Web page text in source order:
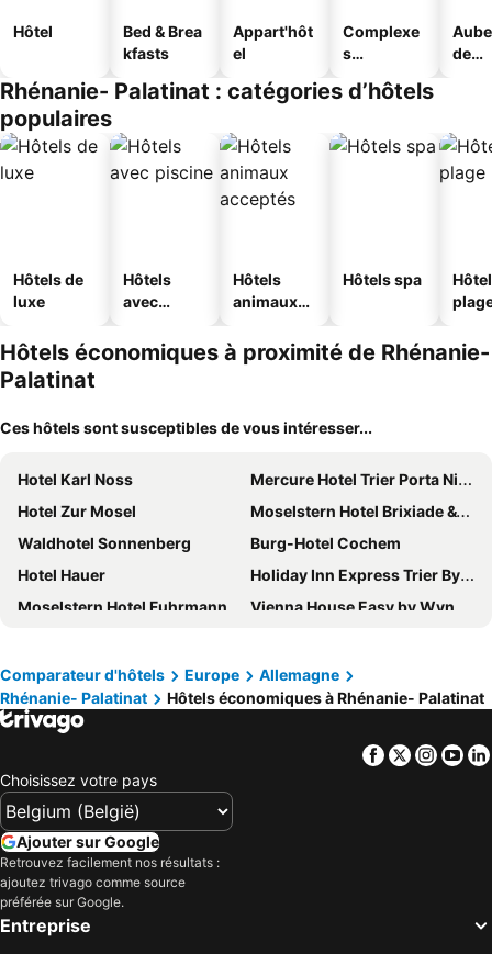
Hôtel
Bed & Brea
kfasts
Appart'hôt
el
Complexe
s
s
de
Rhénanie- Palatinat : catégories d’hôtels
populaires
Hôtels de
luxe
Hôtels
avec
Hôtels
animaux
Hôtels spa
Hôtels économiques à proximité de Rhénanie-
Palatinat
Ces hôtels sont susceptibles de vous intéresser...
Hotel Karl Noss
Mercure Hotel Trier Porta Nigra
Hotel Zur Mosel
Moselstern Hotel Brixiade &Triton
Waldhotel Sonnenberg
Burg-Hotel Cochem
Hotel Hauer
Holiday Inn Express Trier By Ihg
Moselstern Hotel Fuhrmann
Vienna House Easy by Wyndham Trier
Hotel Fürstenhof
Mercure Hotel Koblenz
Coffee Fellows Hotel Trier
Hotel Erasmus - Mein Genuss- und Wellnesshotel
Best Western Hotel Trier City
ibis Styles Trier
B&B Hotel Trier
Schloss Lieser, Autograph Collection
Hotel Traumblick
Hotel Europa
Nells Park Hotel
Comparateur d'hôtels Europe
Allemagne
Rhénanie- Palatinat
Hôtels économiques à Rhénanie- Palatinat
Facebook
Twitter
Choisissez votre pays
Ajouter sur Google
Retrouvez facilement nos résultats :
ajoutez trivago comme source
préférée sur Google.
Entreprise